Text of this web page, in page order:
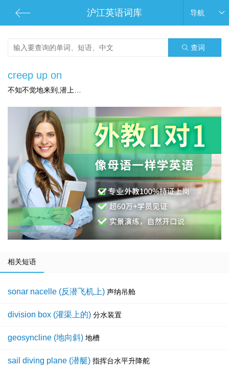
沪江英语词库 导航
查词
creep up on
不知不觉地来到,潜上…
相关短语
sonar nacelle (反潜飞机上) 声纳吊舱
division box (灌渠上的) 分水装置
geosyncline (地向斜) 地槽
sail diving plane (潜艇) 指挥台水平升降舵